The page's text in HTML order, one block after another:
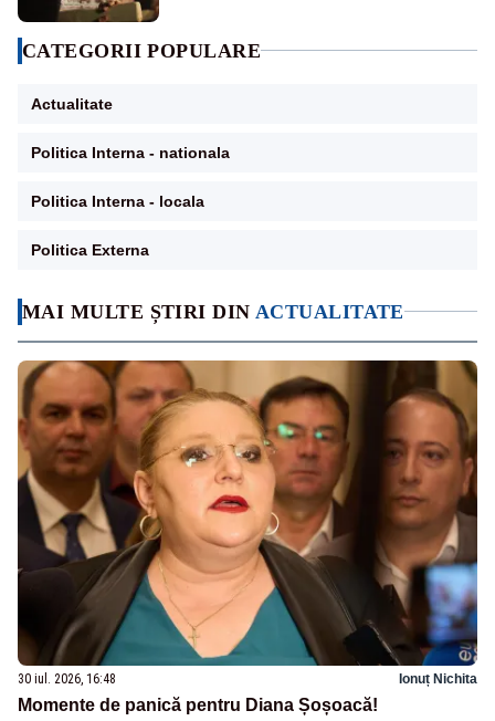
MAI MULTE ȘTIRI DIN ACTUALITATE
30 iul. 2026, 16:48 Ionuț Nichita
Momente de panică pentru Diana Șoșoacă!
CATEGORII POPULARE
Actualitate
Politica Interna - nationala
Politica Interna - locala
Politica Externa